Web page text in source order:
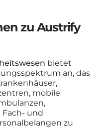
zu Austrify
bietet
an, das
mobile
und
zu